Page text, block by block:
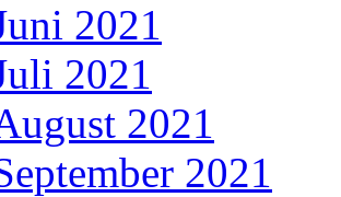
2021
2021
2021
2021